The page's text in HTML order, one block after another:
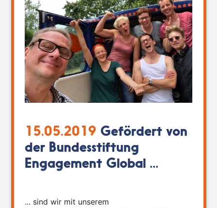
15.05.2019 Gefördert von
der Bundesstiftung
Engagement Global ...
... sind wir mit unserem